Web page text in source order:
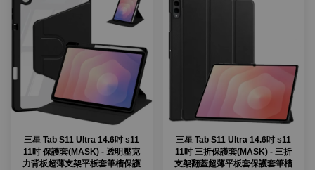
三星 Tab S11 Ultra 14.6吋 s11
11吋 保護套(MASK) - 透明壓克
力背板超薄支架平板套筆槽保護
三星 Tab S11 Ultra 14.6吋 s11
11吋 三折保護套(MASK) - 三折
支架翻蓋超薄平板套保護套筆槽